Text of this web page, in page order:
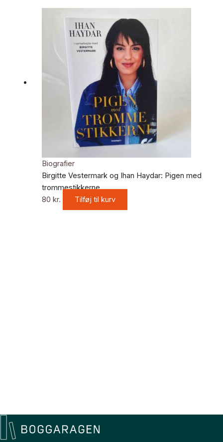
Biografier
Birgitte Vestermark og Ihan Haydar: Pigen med
trommestikkerne
80 kr. Tilføj til kurv